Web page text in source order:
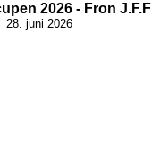
2026 - Fron J.F.F
28. juni 2026